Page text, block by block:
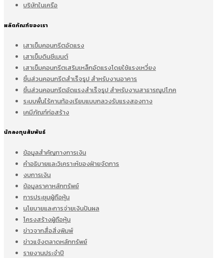
บริษัทในเครือ
ผลิตภัณฑ์ของเรา
เสาเข็มคอนกรีตอัดแรง
เสาเข็มดินซีเมนต์
เสาเข็มคอนกรีตเสริมเหล็กอัดแรงโดยใช้แรงเหวี่ยง
ชิ้นส่วนคอนกรีตสำเร็จรูป สำหรับงานอาคาร
ชิ้นส่วนคอนกรีตอัดแรงสำเร็จรูป สำหรับงานสาธารณูปโภค
ระบบพื้นไร้คานท้องเรียบแบบกลวงรับแรงสองทาง
เคมีภัณฑ์ก่อสร้าง
นักลงทุนสัมพันธ์
ข้อมูลสำคัญทางการเงิน
คำอธิบายและวิเคราะห์ของฝ่ายจัดการ
งบการเงิน
ข้อมูลราคาหลักทรัพย์
การประชุมผู้ถือหุ้น
นโยบายและการจ่ายเงินปันผล
โครงสร้างผู้ถือหุ้น
ข่าวจากสื่อสิ่งพิมพ์
ข่าวแจ้งตลาดหลักทรัพย์
รายงานประจำปี